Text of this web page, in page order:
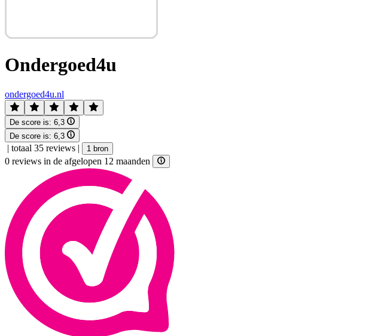
Ondergoed4u
ondergoed4u.nl
De score is: 6,3
De score is: 6,3
| totaal 35 reviews | 1 bron
0 reviews in de afgelopen 12 maanden